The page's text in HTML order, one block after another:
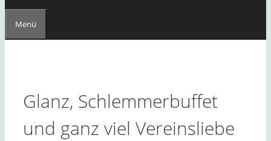
Menü
Glanz, Schlemmerbuffet
und ganz viel Vereinsliebe